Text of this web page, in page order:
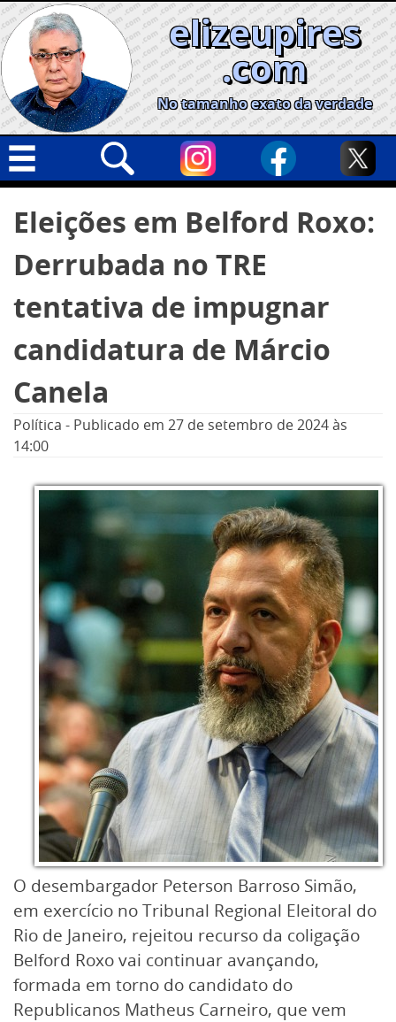
Skip
to
content
elizeupires
.com
No tamanho exato da verdade
Geral
Cidades
Política
Opinião
Informe especial
por:
Eleições em Belford Roxo:
Derrubada no TRE
tentativa de impugnar
candidatura de Márcio
Canela
Política - Publicado em 27 de setembro de 2024às
14:00
O desembargador Peterson Barroso Simão,
em exercício no Tribunal Regional Eleitoral do
Rio de Janeiro, rejeitou recurso da coligação
Belford Roxo vai continuar avançando,
formada em torno do candidato do
Republicanos Matheus Carneiro, que vem